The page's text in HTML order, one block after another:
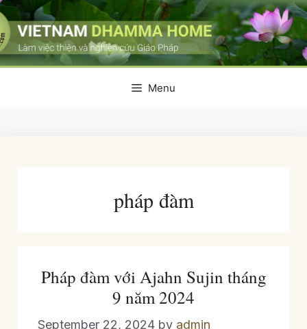
Skip
to
content
Menu
pháp đàm
Pháp đàm với Ajahn Sujin tháng
9 năm 2024
September 22, 2024 by admin